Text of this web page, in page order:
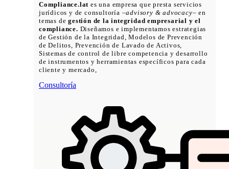
Compliance.lat es una empresa que presta servicios
jurídicos y de consultoría –advisory & advocacy– en
temas degestión de la integridad empresarial y el
compliance. Diseñamos e implementamos estrategias
de Gestión de la Integridad, Modelos de Prevención
de Delitos, Prevención de Lavado de Activos,
Sistemas de control de libre competencia y desarrollo
de instrumentos y herramientas específicos para cada
cliente y mercado,
Consultoría